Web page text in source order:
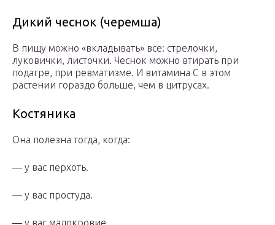
Дикий чеснок (черемша)
В пищу можно «вкладывать» все: стрелочки,
луковички, листочки. Чеснок можно втирать при
подагре, при ревматизме. И витамина С в этом
растении гораздо больше, чем в цитрусах.
Костяника
Она полезна тогда, когда:
— у вас перхоть.
— у вас простуда.
— у вас малокровие.